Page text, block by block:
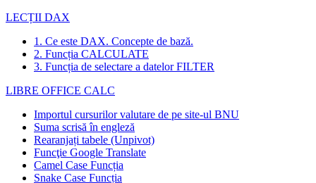
LECȚII DAX
1. Ce este DAX. Concepte de bază.
2. Funcția CALCULATE
3. Funcția de selectare a datelor FILTER
LIBRE OFFICE CALC
Importul cursurilor valutare de pe site-ul BNU
Suma scrisă în engleză
Rearanjați tabele (Unpivot)
Funcţie Google Translate
Camel Case Funcția
Snake Case Funcția